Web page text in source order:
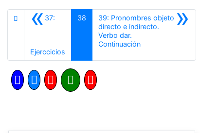
«37:
Ejerccicios
38 »
39: Pronombres objeto
directo e indirecto.
Verbo dar.
ContinuaciónSiguiente